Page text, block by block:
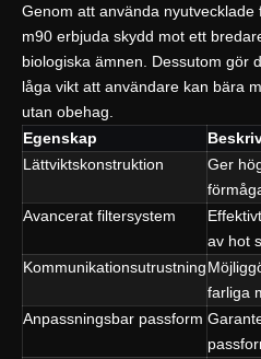
Genom att använda
m90 erbjuda skydd mot ett
biologiska ämnen. Dessutom gör
låga vikt att användare kan bära
utan obehag.
Egenskap
Lättviktskonstruktion
Ger
Avancerat filtersystem
av hot
Kommunikationsutrustning
farliga
Anpassningsbar passform